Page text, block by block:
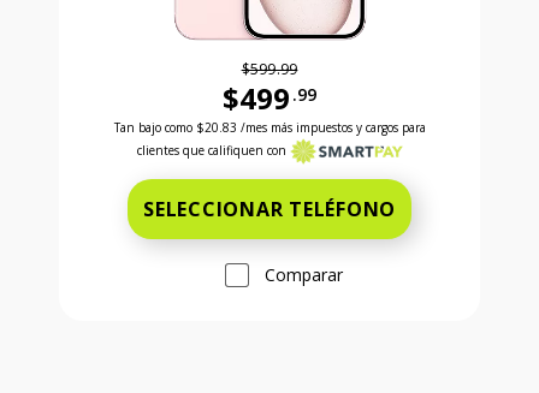
$599.99
$499 .99
Antes el precio era 599 dollars and 99 cents
Tan bajo como $20.83 /mes más impuestos y cargos para
clientes que califiquen con
SELECCIONAR TELÉFONO
Comparar